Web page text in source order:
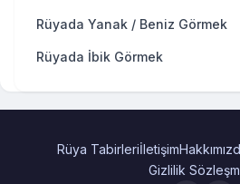
Rüyada Yanak / Beniz Görmek
Rüyada İbik Görmek
Rüya Tabirleriİletişim
Gizlilik